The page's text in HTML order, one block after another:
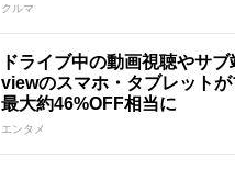
クルマ
ドライブ中の動画視聴やサ
viewのスマホ・タブレット
最大約46%OFF相当に
エンタメ